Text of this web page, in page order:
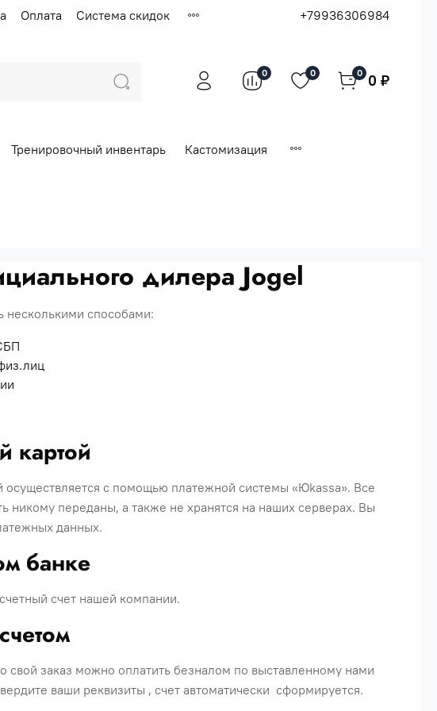
Оплата Система скидок +79936306984
0 0 0 0 ₽
Тренировочный инвентарь Кастомизация
дилера Jogel
несколькими способами:
картой
с помощью платежной системы «Юkassa». Все
переданы, а также не хранятся на наших серверах. Вы
данных.
банке
счет нашей компании.
заказ можно оплатить безналом по выставленному нами
ваши реквизиты , счет автоматически сформируется.